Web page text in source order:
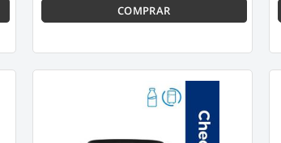
COMPRAR